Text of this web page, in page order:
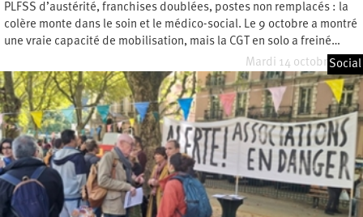
PLFSS d’austérité, franchises doublées, postes non remplacés : la
colère monte dans le soin et le médico-social. Le 9 octobre a montré
une vraie capacité de mobilisation, mais la CGT en solo a freiné…
Mardi 14 octobre 2025
Social